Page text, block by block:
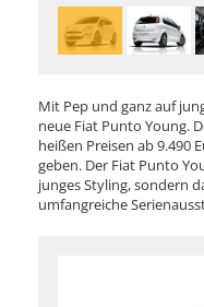
Mit Pep und ganz auf
neue Fiat Punto Young.
heißen Preisen ab 9.490
geben. Der Fiat Punto
junges Styling, sondern
umfangreiche